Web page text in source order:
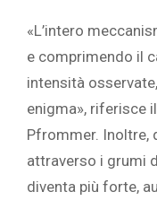
«L’intero
e comprimendo il
intensità
enigma», riferisce
Pfrommer. Inoltre,
attraverso i grumi
diventa più forte,